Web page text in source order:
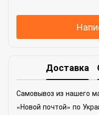
Доставка
Самовывоз из нашего
«Новой почтой» по